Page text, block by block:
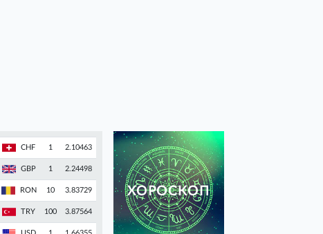
CHF 1 2.10463
GBP 1 2.24498
RON 10 3.83729
TRY 100 3.87564
ХОРОСКОП